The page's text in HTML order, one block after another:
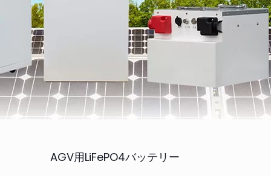
AGV用LiFePO4バッテリー